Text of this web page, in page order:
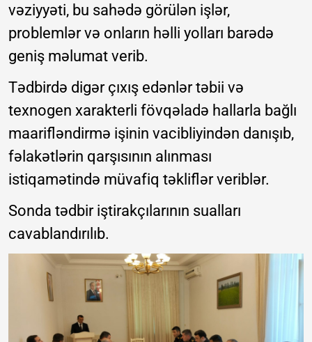
vəziyyəti, bu sahədə görülən işlər,
problemlər və onların həlli yolları barədə
geniş məlumat verib.
Tədbirdə digər çıxış edənlər təbii və
texnogen xarakterli fövqəladə hallarla bağlı
maarifləndirmə işinin vacibliyindən danışıb,
fəlakətlərin qarşısının alınması
istiqamətində müvafiq təkliflər veriblər.
Sonda tədbir iştirakçılarının sualları
cavablandırılıb.